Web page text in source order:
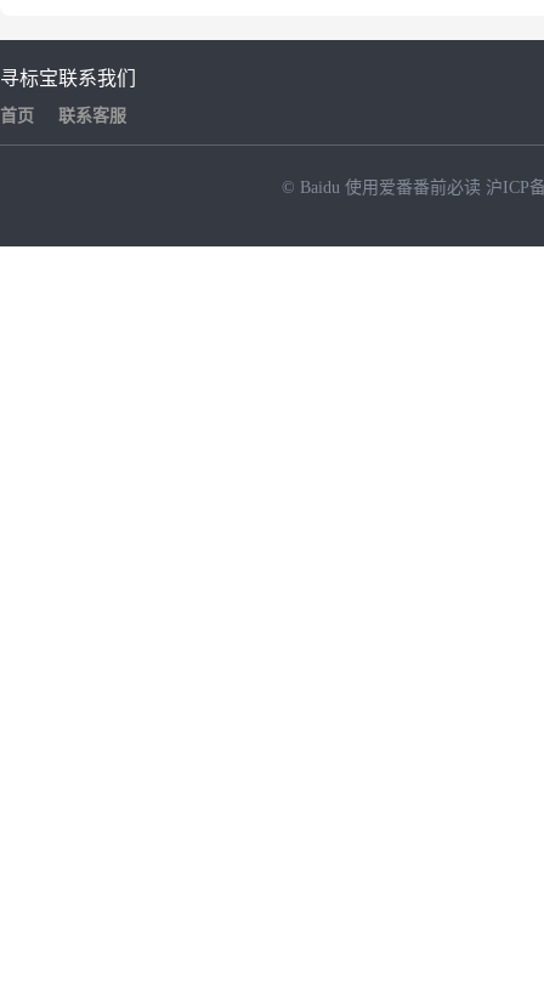
寻标宝
首页
联系我们
联系客服
© Baidu 使用爱番番前必读 沪ICP